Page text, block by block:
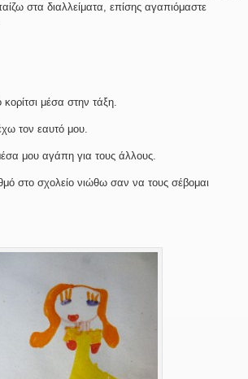
στα διαλλείματα, επίσης αγαπιόμαστε
κορίτσι μέσα στην τάξη.
τον εαυτό μου.
μου αγάπη για τους άλλους.
στο σχολείο νιώθω σαν να τους σέβομαι